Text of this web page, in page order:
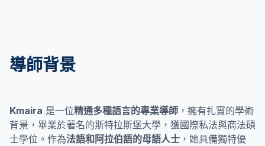
導師背景
Kmaira 是一位精通多種語言的專業導師 ，擁有扎實的學術
背景，畢業於著名的斯特拉斯堡大學，獲國際私法與商法碩
士學位。作為法語和阿拉伯語的母語人士 ，她具備獨特優